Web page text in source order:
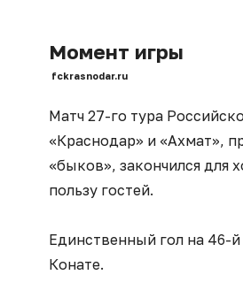
Момент игры
fckrasnodar.ru
Матч 27-го тура
«Краснодар» и «Ахмат»,
«быков», закончился для
пользу гостей.
Единственный гол на 46-
Конате.